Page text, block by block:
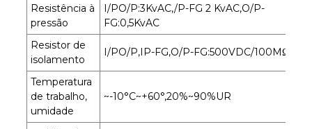
Resistência à
pressão
I/PO/P:3KvAC,/P-FG 2 KvAC,O/P-
FG:0,5KvAC
Resistor de
isolamento
I/PO/P,IP-FG,O/P-FG:500VDC/100MΩ
Temperatura
de trabalho,
umidade
~-10°C~+60°,20%~90%UR